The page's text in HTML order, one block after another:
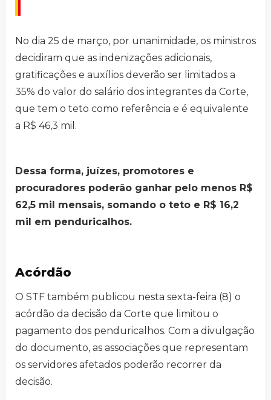
No dia 25 de março, por unanimidade, os ministros
decidiram que as indenizações adicionais,
gratificações e auxílios deverão ser limitados a
35% do valor do salário dos integrantes da Corte,
que tem o teto como referência e é equivalente
a R$ 46,3 mil.
Dessa forma, juízes, promotores e
procuradores poderão ganhar pelo menos R$
62,5 mil mensais, somando o teto e R$ 16,2
mil em penduricalhos.
Acórdão
O STF também publicou nesta sexta-feira (8) o
acórdão da decisão da Corte que limitou o
pagamento dos penduricalhos. Com a divulgação
do documento, as associações que representam
os servidores afetados poderão recorrer da
decisão.